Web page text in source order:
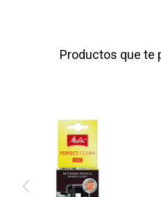
Productos que te